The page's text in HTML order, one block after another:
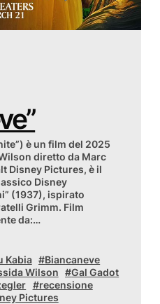
è un film del 2025
diretto da Marc
Disney Pictures, è il
Disney
(1937), ispirato
Grimm. Film
da:…
Kabia
Biancaneve
Wilson
Gal Gadot
recensione
Pictures